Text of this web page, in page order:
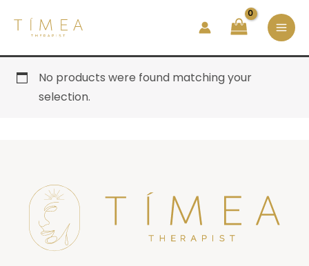
No products were found matching your
selection.